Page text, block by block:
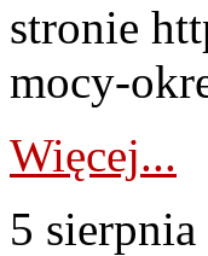
stronie
mocy-
Więcej...
5